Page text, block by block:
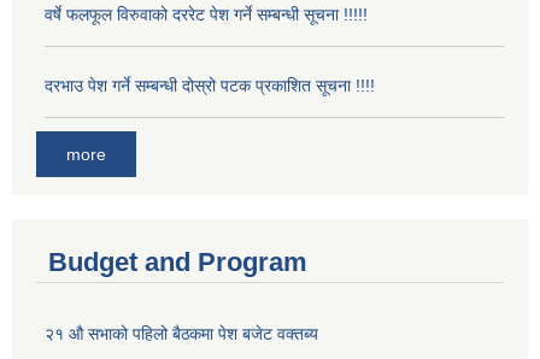
वर्षे फलफूल विरुवाको दररेट पेश गर्ने सम्बन्धी सूचना !!!!!
दरभाउ पेश गर्ने सम्बन्धी दोस्रो पटक प्रकाशित सूचना !!!!
more
Budget and Program
२१ औ सभाको पहिलो बैठकमा पेश बजेट वक्तब्य